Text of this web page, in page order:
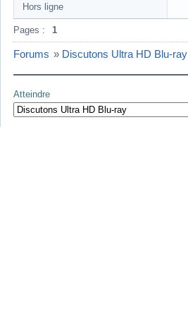
Hors ligne
Pages : 1
Forums » Discutons Ultra HD Blu-ray
Atteindre